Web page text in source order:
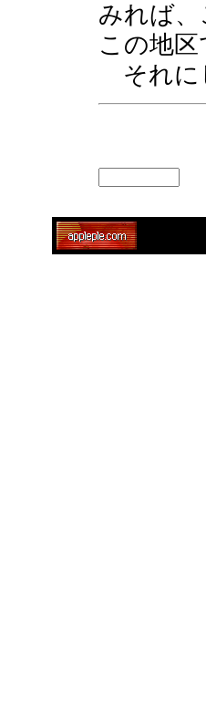
みれば
この地
それに